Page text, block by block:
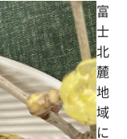
富
士
北
麓
地
域
に